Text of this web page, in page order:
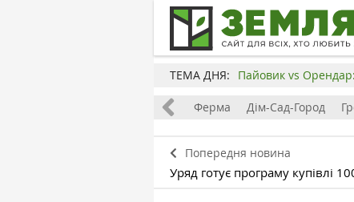
ТЕМА ДНЯ: Пайовик vs
Бізнес Ферма Дім-Сад-Город
Попередня новина
Уряд готує програму купівлі